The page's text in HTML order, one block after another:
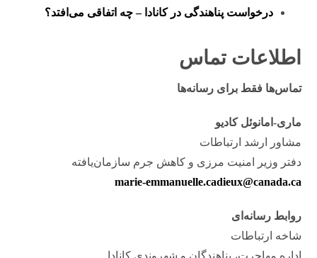
درخواست پناهندگی در کانادا – چه اتفاقی می‌افتد؟
اطلاعات تماس
تماس‌ها فقط برای رسانه‌ها
ماری-امانوئل کادیو
مشاور ارشد ارتباطات
دفتر وزیر امنیت مرزی و کاهش جرم سازمان‌یافته
marie-emmanuelle.cadieux@canada.ca
روابط رسانه‌ای
شاخه ارتباطات